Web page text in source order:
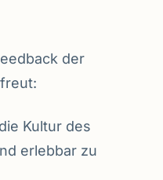
der
Kultur des
erlebbar zu